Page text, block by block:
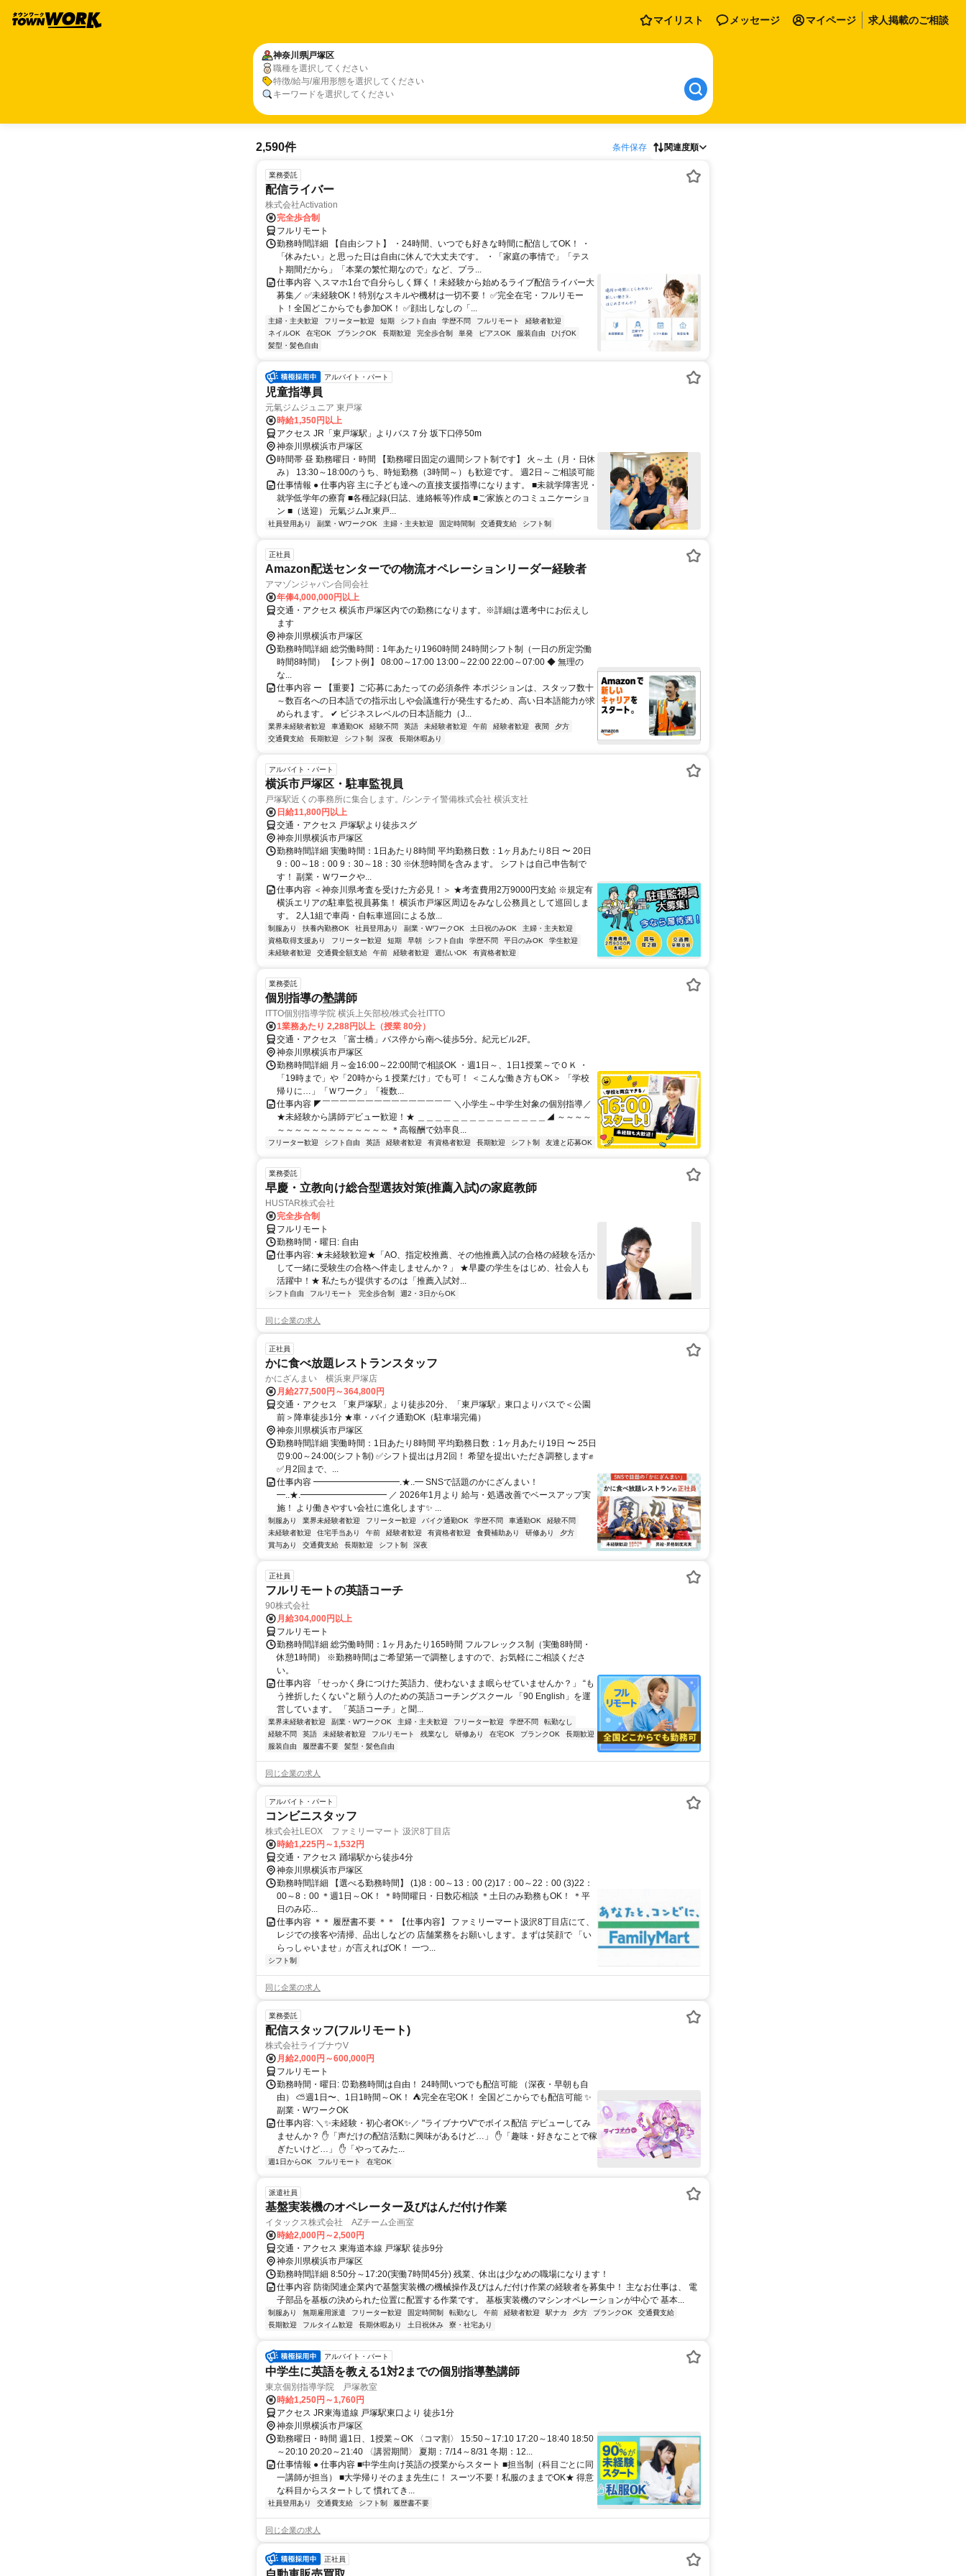
マイリスト メッセージ マイページ 求人掲載のご相談
神奈川県戸塚区
職種を選択してください
特徴/給与/雇用形態を選択してください
キーワードを選択してください
2,590件 条件保存 関連度順
業務委託
配信ライバー
株式会社Activation
完全歩合制
フルリモート
勤務時間詳細 【自由シフト】 ・24時間、いつでも好きな時間に配信してOK！ ・
「休みたい」と思った日は自由に休んで大丈夫です。 ・「家庭の事情で」「テス
ト期間だから」「本業の繁忙期なので」など、プラ...
仕事内容 ＼スマホ1台で自分らしく輝く！未経験から始めるライブ配信ライバー大
募集／ ✅未経験OK！特別なスキルや機材は一切不要！ ✅完全在宅・フルリモー
ト！全国どこからでも参加OK！ ✅顔出しなしの「...
主婦・主夫歓迎 フリーター歓迎 短期 シフト自由 学歴不問 フルリモート
経験者歓迎
ネイルOK
在宅OK ブランクOK 長期歓迎 完全歩合制 単発 ピアスOK 服装自由
ひげOK
髪型・髪色自由
アルバイト・パート
児童指導員
元氣ジムジュニア 東戸塚
時給1,350円以上
アクセス JR「東戸塚駅」よりバス７分 坂下口停50m
神奈川県横浜市戸塚区
時間帯 昼 勤務曜日・時間 【勤務曜日固定の週間シフト制です】 火～土（月・日休
み） 13:30～18:00のうち、時短勤務（3時間～）も歓迎です。 週2日～ご相談可能
仕事情報 ● 仕事内容 主に子ども達への直接支援指導になります。 ■未就学障害児・
就学低学年の療育 ■各種記録(日誌、連絡帳等)作成 ■ご家族とのコミュニケーショ
ン ■（送迎） 元氣ジムJr.東戸...
社員登用あり 副業・WワークOK 主婦・主夫歓迎 固定時間制 交通費支給 シフト制
正社員
Amazon配送センターでの物流オペレーションリーダー経験者
アマゾンジャパン合同会社
年俸4,000,000円以上
交通・アクセス 横浜市戸塚区内での勤務になります。※詳細は選考中にお伝えし
ます
神奈川県横浜市戸塚区
勤務時間詳細 総労働時間：1年あたり1960時間 24時間シフト制（一日の所定労働
時間8時間） 【シフト例】 08:00～17:00 13:00～22:00 22:00～07:00 ◆ 無理の
な...
仕事内容 ー 【重要】ご応募にあたっての必須条件 本ポジションは、スタッフ数十
～数百名への日本語での指示出しや会議進行が発生するため、高い日本語能力が求
められます。 ✔ ビジネスレベルの日本語能力（J...
業界未経験者歓迎 車通勤OK 経験不問 英語 未経験者歓迎 午前 経験者歓迎 夜間
夕方
交通費支給
長期歓迎 シフト制 深夜 長期休暇あり
アルバイト・パート
横浜市戸塚区・駐車監視員
戸塚駅近くの事務所に集合します。/シンテイ警備株式会社 横浜支社
日給11,800円以上
交通・アクセス 戸塚駅より徒歩スグ
神奈川県横浜市戸塚区
勤務時間詳細 実働時間：1日あたり8時間 平均勤務日数：1ヶ月あたり8日 〜 20日
9：00～18：00 9：30～18：30 ※休憩時間を含みます。 シフトは自己申告制で
す！ 副業・Ｗワークや...
仕事内容 ＜神奈川県考査を受けた方必見！＞ ★考査費用2万9000円支給 ※規定有
横浜エリアの駐車監視員募集！ 横浜市戸塚区周辺をみなし公務員として巡回しま
す。 2人1組で車両・自転車巡回による放...
制服あり 扶養内勤務OK 社員登用あり 副業・WワークOK 土日祝のみOK
主婦・主夫歓迎
資格取得支援あり
フリーター歓迎 短期 早朝 シフト自由 学歴不問 平日のみOK
学生歓迎
未経験者歓迎
交通費全額支給 午前 経験者歓迎 週払いOK 有資格者歓迎
業務委託
個別指導の塾講師
ITTO個別指導学院 横浜上矢部校/株式会社ITTO
1業務あたり 2,288円以上（授業 80分）
交通・アクセス 「富士橋」バス停から南へ徒歩5分。紀元ビル2F。
神奈川県横浜市戸塚区
勤務時間詳細 月～金16:00～22:00間で相談OK ・週1日～、1日1授業～でＯＫ ・
「19時まで」や「20時から１授業だけ」でも可！ ＜こんな働き方もOK＞ 「学校
帰りに…」「Ｗワーク」「複数...
仕事内容 ◤￣￣￣￣￣￣￣￣￣￣￣￣￣￣￣ ＼小学生～中学生対象の個別指導／
★未経験から講師デビュー歓迎！★ ＿＿＿＿＿＿＿＿＿＿＿＿＿＿＿◢ ～～～～
～～～～～～～～～～～～～ ＊高報酬で効率良...
フリーター歓迎 シフト自由 英語 経験者歓迎 有資格者歓迎 長期歓迎 シフト制 友達と応募OK
業務委託
早慶・立教向け総合型選抜対策(推薦入試)の家庭教師
HUSTAR株式会社
完全歩合制
フルリモート
勤務時間・曜日: 自由
仕事内容: ★未経験歓迎★「AO、指定校推薦、その他推薦入試の合格の経験を活か
して一緒に受験生の合格へ伴走しませんか？」 ★早慶の学生をはじめ、社会人も
活躍中！★ 私たちが提供するのは「推薦入試対...
シフト自由 フルリモート 完全歩合制 週2・3日からOK
同じ企業の求人
正社員
かに食べ放題レストランスタッフ
かにざんまい 横浜東戸塚店
月給277,500円～364,800円
交通・アクセス 「東戸塚駅」より徒歩20分、「東戸塚駅」東口よりバスで＜公園
前＞降車徒歩1分 ★車・バイク通勤OK（駐車場完備）
神奈川県横浜市戸塚区
勤務時間詳細 実働時間：1日あたり8時間 平均勤務日数：1ヶ月あたり19日 〜 25日
⏰9:00～24:00(シフト制) ✅シフト提出は月2回！ 希望を提出いただき調整します✊
✅月2回まで、...
仕事内容 ━━━━━━━━━━.★..━ SNSで話題のかにざんまい！
━..★.━━━━━━━━━━ ／ 2026年1月より 給与・処遇改善でベースアップ実
施！ より働きやすい会社に進化します✨ ...
制服あり 業界未経験者歓迎 フリーター歓迎 バイク通勤OK 学歴不問 車通勤OK
経験不問
未経験者歓迎
住宅手当あり 午前 経験者歓迎 有資格者歓迎 食費補助あり 研修あり
夕方
賞与あり
交通費支給 長期歓迎 シフト制 深夜
正社員
フルリモートの英語コーチ
90株式会社
月給304,000円以上
フルリモート
勤務時間詳細 総労働時間：1ヶ月あたり165時間 フルフレックス制（実働8時間・
休憩1時間） ※勤務時間はご希望第一で調整しますので、お気軽にご相談くださ
い。
仕事内容 「せっかく身につけた英語力、使わないまま眠らせていませんか？」 “も
う挫折したくない”と願う人のための英語コーチングスクール 「90 English」を運
営しています。 「英語コーチ」と聞...
業界未経験者歓迎 副業・WワークOK 主婦・主夫歓迎 フリーター歓迎 学歴不問
転勤なし
経験不問
英語 未経験者歓迎 フルリモート 残業なし 研修あり 在宅OK ブランクOK
長期歓迎
服装自由
履歴書不要 髪型・髪色自由
同じ企業の求人
アルバイト・パート
コンビニスタッフ
株式会社LEOX ファミリーマート 汲沢8丁目店
時給1,225円～1,532円
交通・アクセス 踊場駅から徒歩4分
神奈川県横浜市戸塚区
勤務時間詳細 【選べる勤務時間】 (1)8：00～13：00 (2)17：00～22：00 (3)22：
00～8：00 ＊週1日～OK！ ＊時間曜日・日数応相談 ＊土日のみ勤務もOK！ ＊平
日のみ応...
仕事内容 ＊＊ 履歴書不要 ＊＊ 【仕事内容】 ファミリーマート汲沢8丁目店にて、
レジでの接客や清掃、品出しなどの 店舗業務をお願いします。まずは笑顔で 「い
らっしゃいませ」が言えればOK！ 一つ...
シフト制
同じ企業の求人
業務委託
配信スタッフ(フルリモート)
株式会社ライブナウV
月給2,000円～600,000円
フルリモート
勤務時間・曜日: ⏰勤務時間は自由！ 24時間いつでも配信可能 （深夜・早朝も自
由） ⛅週1日〜、1日1時間～OK！ ⛺完全在宅OK！ 全国どこからでも配信可能 ✨
副業・WワークOK
仕事内容: ＼✨未経験・初心者OK✨／ "ライブナウV"でボイス配信 デビューしてみ
ませんか？ ✋「声だけの配信活動に興味があるけど…」 ✋「趣味・好きなことで稼
ぎたいけど…」 ✋「やってみた...
週1日からOK フルリモート 在宅OK
派遣社員
基盤実装機のオペレーター及びはんだ付け作業
イタックス株式会社 AZチーム企画室
時給2,000円～2,500円
交通・アクセス 東海道本線 戸塚駅 徒歩9分
神奈川県横浜市戸塚区
勤務時間詳細 8:50分～17:20(実働7時間45分) 残業、休出は少なめの職場になります！
仕事内容 防衛関連企業内で基盤実装機の機械操作及びはんだ付け作業の経験者を募集中！ 主なお仕事は、 電
子部品を基板の決められた位置に配置する作業です。 基板実装機のマシンオペレーションが中心で 基本...
制服あり 無期雇用派遣 フリーター歓迎 固定時間制 転勤なし 午前 経験者歓迎 駅ナカ 夕方 ブランクOK
交通費支給
長期歓迎
フルタイム歓迎 長期休暇あり 土日祝休み 寮・社宅あり
アルバイト・パート
中学生に英語を教える1対2までの個別指導塾講師
東京個別指導学院 戸塚教室
時給1,250円～1,760円
アクセス JR東海道線 戸塚駅東口より 徒歩1分
神奈川県横浜市戸塚区
勤務曜日・時間 週1日、1授業～OK 〈コマ割〉 15:50～17:10 17:20～18:40 18:50
～20:10 20:20～21:40 〈講習期間〉 夏期：7/14～8/31 冬期：12...
仕事情報 ● 仕事内容 ■中学生向け英語の授業からスタート ■担当制（科目ごとに同
一講師が担当） ■大学帰りそのまま先生に！ スーツ不要！私服のままでOK★ 得意
な科目からスタートして 慣れてき...
社員登用あり 交通費支給 シフト制 履歴書不要
同じ企業の求人
正社員